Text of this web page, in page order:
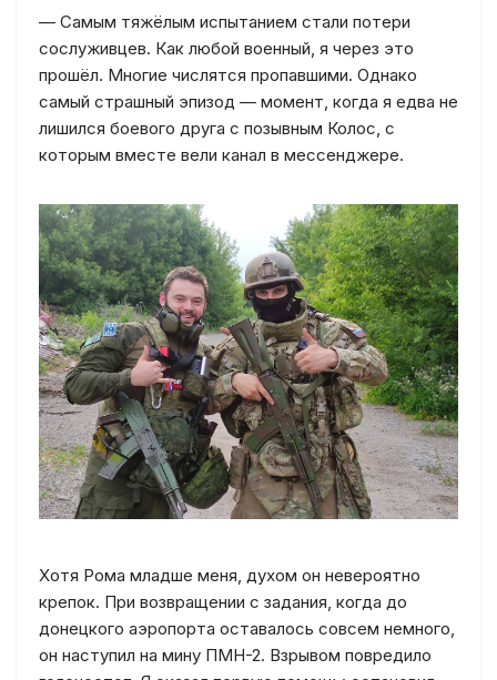
— Самым тяжёлым испытанием стали потери
сослуживцев. Как любой военный, я через это
прошёл. Многие числятся пропавшими. Однако
самый страшный эпизод — момент, когда я едва не
лишился боевого друга с позывным Колос, с
которым вместе вели канал в мессенджере.
Хотя Рома младше меня, духом он невероятно
крепок. При возвращении с задания, когда до
донецкого аэропорта оставалось совсем немного,
он наступил на мину ПМН-2. Взрывом повредило